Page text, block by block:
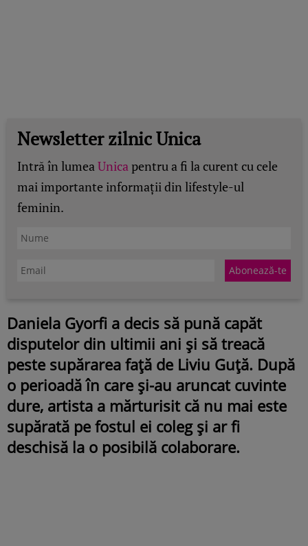
Newsletter zilnic Unica
Intră în lumeaUnicapentru a fi la curent cu cele
mai importante informații din lifestyle-ul
feminin.
Daniela Gyorfi a decis să pună capăt
disputelor din ultimii ani și să treacă
peste supărarea față de Liviu Guță. După
o perioadă în care și-au aruncat cuvinte
dure, artista a mărturisit că nu mai este
supărată pe fostul ei coleg și ar fi
deschisă la o posibilă colaborare.